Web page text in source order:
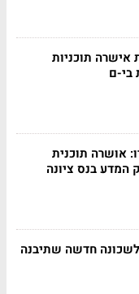
אישרה תוכניות
אושרה תוכנית
המדע בנס ציונה
חדשה שתיבנה